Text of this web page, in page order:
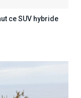
ce SUV hybride